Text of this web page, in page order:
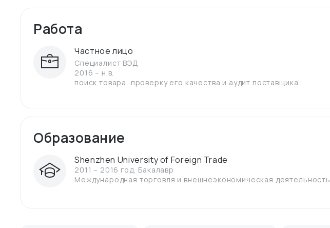
Работа
Частное лицо
Специалист ВЭД
2016 – н.в.
поиск товара, проверку его качества и аудит поставщика.
Образование
Shenzhen University of Foreign Trade
2011 – 2016 год, Бакалавр
Международная торговля и внешнеэкономическая деятельность